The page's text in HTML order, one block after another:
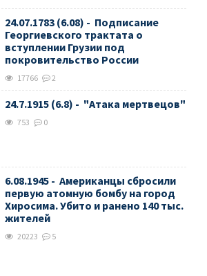
24.07.1783 (6.08) - Подписание
Георгиевского трактата о
вступлении Грузии под
покровительство России
17766 2
24.7.1915 (6.8) - "Атака мертвецов"
753 0
6.08.1945 - Американцы сбросили
первую атомную бомбу на город
Хиросима. Убито и ранено 140 тыс.
жителей
20223 5